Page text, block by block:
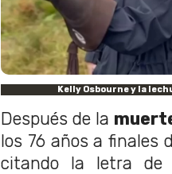
Kelly Osbourne y la
Después de la
los 76 años a finales
citando la letra de